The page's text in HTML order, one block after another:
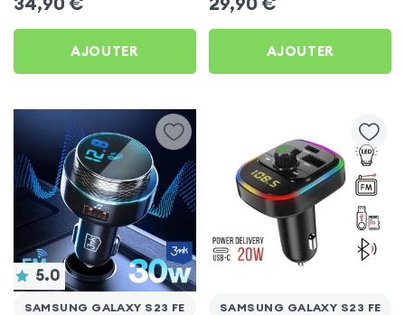
C, Kit Main Libre
Multifonction - 4smarts
AJOUTER
Samsung Galaxy S23 FE
AJOUTER
5.0
SAMSUNG GALAXY S23 FE SAMSUNG GALAXY S23 FE